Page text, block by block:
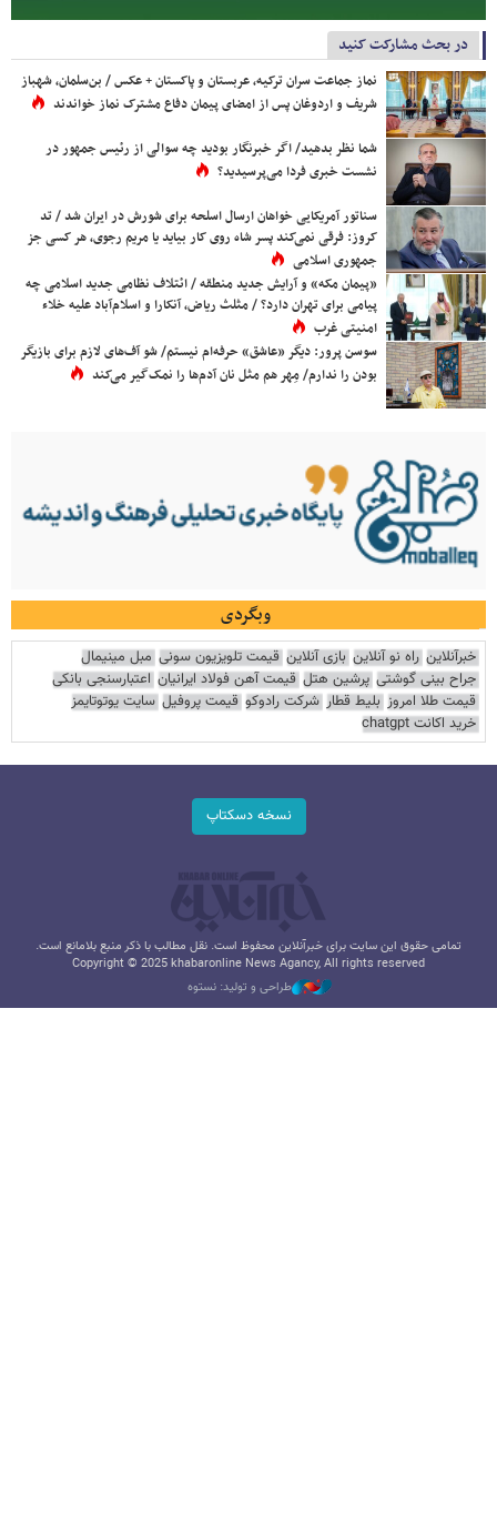
در بحث مشارکت کنید
نماز جماعت سران ترکیه، عربستان و پاکستان + عکس / بن‌سلمان، شهباز
شریف و اردوغان پس از امضای پیمان دفاع مشترک نماز خواندند
شما نظر بدهید/ اگر خبرنگار بودید چه سوالی از رئیس جمهور در
نشست خبری فردا می‌پرسیدید؟
سناتور آمریکایی خواهان ارسال اسلحه برای شورش در ایران شد / تد
کروز: فرقی نمی‌کند پسر شاه روی کار بیاید یا مریم رجوی، هر کسی جز
جمهوری اسلامی
«پیمان مکه» و آرایش جدید منطقه / ائتلاف نظامی جدید اسلامی چه
پیامی برای تهران دارد؟ / مثلث ریاض، آنکارا و اسلام‌آباد علیه خلاء
امنیتی غرب
سوسن پرور: دیگر «عاشق» حرفه‌ام نیستم/ شو آف‌های لازم برای بازیگر
بودن را ندارم/ مِهر هم مثل نان آدم‌ها را نمک‌گیر می‌کند
وبگردی
خبرآنلاین راه نو آنلاین بازی آنلاین قیمت تلویزیون سونی مبل مینیمال
جراح بینی گوشتی پرشین هتل قیمت آهن فولاد ایرانیان اعتبارسنجی بانکی
قیمت طلا امروز بلیط قطار شرکت رادوکو قیمت پروفیل سایت یوتوتایمز
خرید اکانت chatgpt
نسخه دسکتاپ
تمامی حقوق این سایت برای خبرآنلاین محفوظ است. نقل مطالب با ذکر منبع بلامانع است.
Copyright © 2025 khabaronline News Agancy, All rights reserved
طراحی و تولید: نستوه